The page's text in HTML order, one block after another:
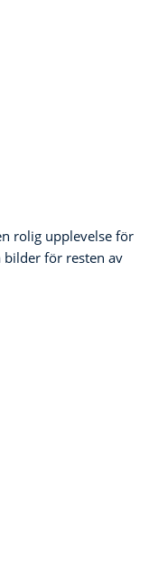
rolig upplevelse för
för resten av